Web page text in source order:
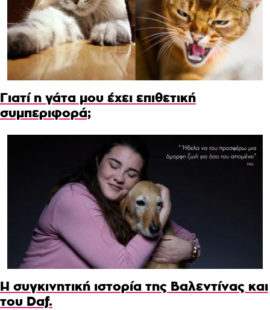
Γιατί η γάτα μου έχει επιθετική
συμπεριφορά;
Η συγκινητική ιστορία της Βαλεντίνας και
του Daf.